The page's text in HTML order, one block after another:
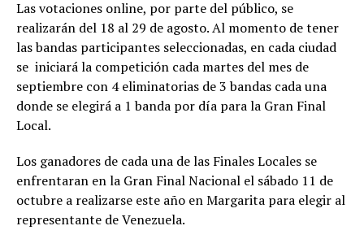
Las votaciones online, por parte del público, se
realizarán del 18 al 29 de agosto. Al momento de tener
las bandas participantes seleccionadas, en cada ciudad
se iniciará la competición cada martes del mes de
septiembre con 4 eliminatorias de 3 bandas cada una
donde se elegirá a 1 banda por día para la Gran Final
Local.
Los ganadores de cada una de las Finales Locales se
enfrentaran en la Gran Final Nacional el sábado 11 de
octubre a realizarse este año en Margarita para elegir al
representante de Venezuela.